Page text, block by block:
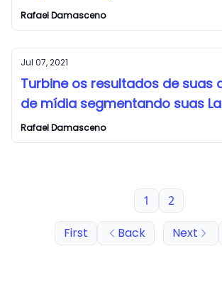
Rafael Damasceno
Jul 07, 2021
Turbine os resultados de suas
de mídia segmentando suas
Pages
Rafael Damasceno
First Back
1 2
Next